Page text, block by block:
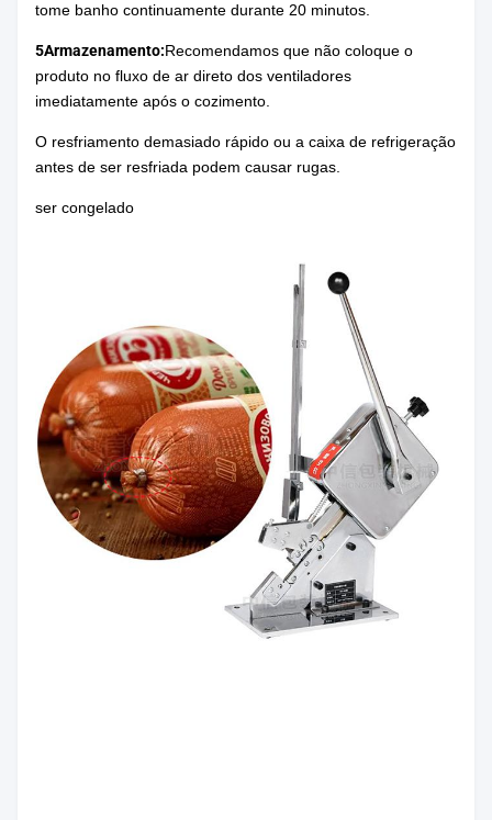
tome banho continuamente durante 20 minutos.
5Armazenamento:Recomendamos que não coloque o
produto no fluxo de ar direto dos ventiladores
imediatamente após o cozimento.
O resfriamento demasiado rápido ou a caixa de refrigeração
antes de ser resfriada podem causar rugas.
ser congelado